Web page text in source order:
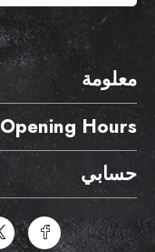
معلومة
Opening Hours
حسابي